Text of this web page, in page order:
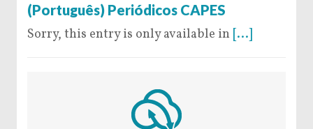
(Português) Periódicos CAPES
Sorry, this entry is only available in [...]